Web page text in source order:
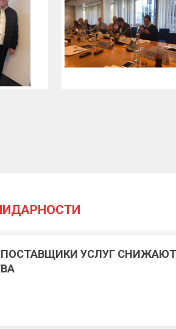
ПОСТАВЩИКИ УСЛУГ